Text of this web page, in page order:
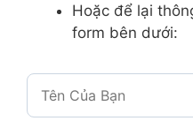
Hoặc để lại
form bên dưới: